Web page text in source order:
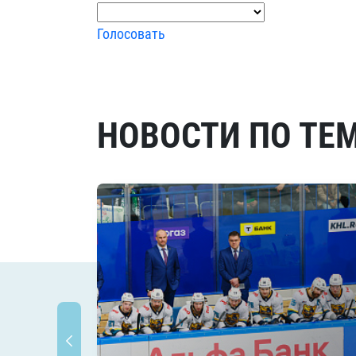
Голосовать
НОВОСТИ ПО